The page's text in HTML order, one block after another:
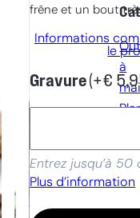
frêne et un bout
Informations
le
Gravure(+€
Entrez jusqu’à 50
Plus d’information
à